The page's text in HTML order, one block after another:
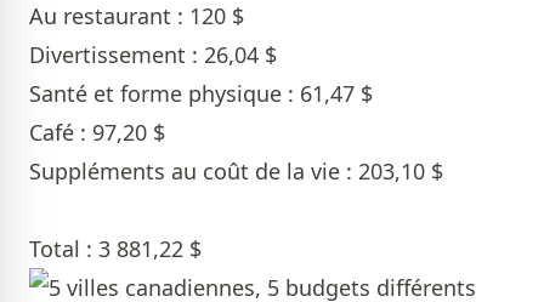
Au restaurant : 120 $
Divertissement : 26,04 $
Santé et forme physique : 61,47 $
Café : 97,20 $
Suppléments au coût de la vie : 203,10 $
Total : 3 881,22 $